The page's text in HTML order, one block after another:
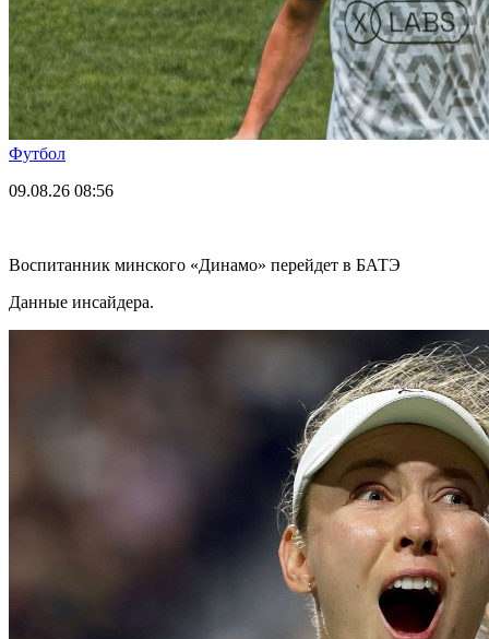
Футбол
09.08.26 08:56
Воспитанник минского «Динамо» перейдет в БАТЭ
Данные инсайдера.